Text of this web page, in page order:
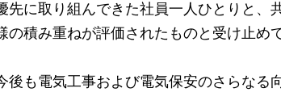
に取り組んできた社員一人ひとりと、
の積み重ねが評価されたものと受け止め
も電気工事および電気保安のさらなる